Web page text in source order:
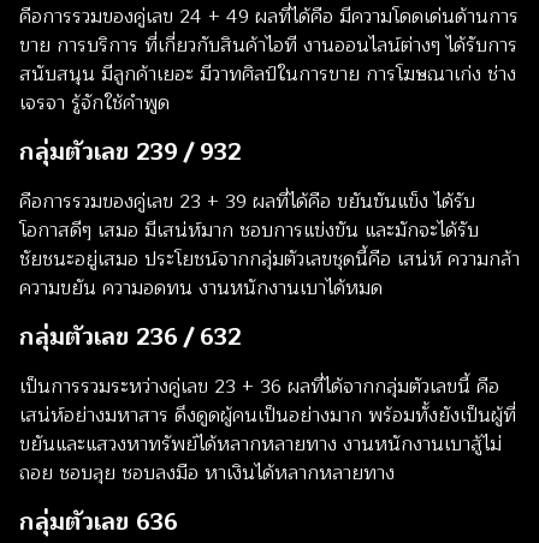
คือการรวมของคู่เลข 24 + 49 ผลที่ได้คือ มีความโดดเด่นด้านการ
ขาย การบริการ ที่เกี่ยวกับสินค้าไอที งานออนไลน์ต่างๆ ได้รับการ
สนับสนุน มีลูกค้าเยอะ มีวาทศิลป์ในการขาย การโฆษณาเก่ง ช่าง
เจรจา รู้จักใช้คำพูด
กลุ่มตัวเลข 239 / 932
คือการรวมของคู่เลข 23 + 39 ผลที่ได้คือ ขยันขันแข็ง ได้รับ
โอกาสดีๆ เสมอ มีเสน่ห์มาก ชอบการแข่งขัน และมักจะได้รับ
ชัยชนะอยู่เสมอ ประโยชน์จากกลุ่มตัวเลขชุดนี้คือ เสน่ห์ ความกล้า
ความขยัน ความอดทน งานหนักงานเบาได้หมด
กลุ่มตัวเลข 236 / 632
เป็นการรวมระหว่างคู่เลข 23 + 36 ผลที่ได้จากกลุ่มตัวเลขนี้ คือ
เสน่ห์อย่างมหาสาร ดึงดูดผู้คนเป็นอย่างมาก พร้อมทั้งยังเป็นผู้ที่
ขยันและแสวงหาทรัพย์ได้หลากหลายทาง งานหนักงานเบาสู้ไม่
ถอย ชอบลุย ชอบลงมือ หาเงินได้หลากหลายทาง
กลุ่มตัวเลข 636